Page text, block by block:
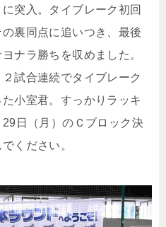
突入。タイブレーク初回
裏同点に追いつき、最後
ナラ勝ちを収めました。
試合連続でタイブレーク
小室君。すっかりラッキ
日（月）のＣブロック決
ください。